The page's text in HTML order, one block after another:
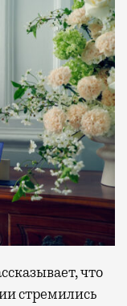
что
стремились